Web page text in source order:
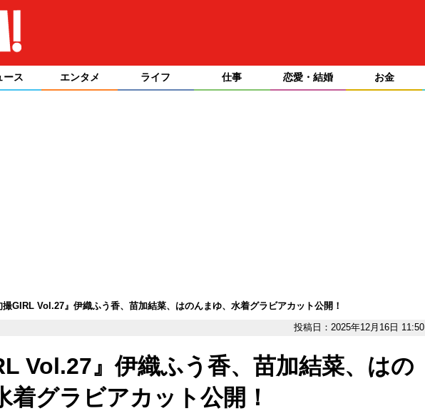
ース エンタメ ライフ 仕事 恋愛・結婚 お金
撮GIRL Vol.27』伊織ふう香、苗加結菜、はのんまゆ、水着グラビアカット公開！
投稿日：2025年12月16日 11:50
Vol.27』伊織ふう香、苗加結菜、はの
着グラビアカット公開！